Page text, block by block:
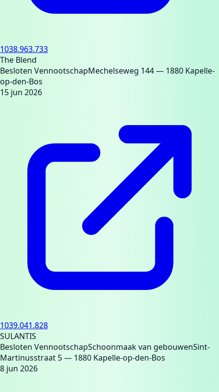
1038.963.733
The Blend
Besloten VennootschapMechelseweg 144— 1880 Kapelle-
op-den-Bos
15 jun 2026
1039.041.828
SULANTIS
Besloten VennootschapSchoonmaak van gebouwenSint-
Martinusstraat 5— 1880 Kapelle-op-den-Bos
8 jun 2026